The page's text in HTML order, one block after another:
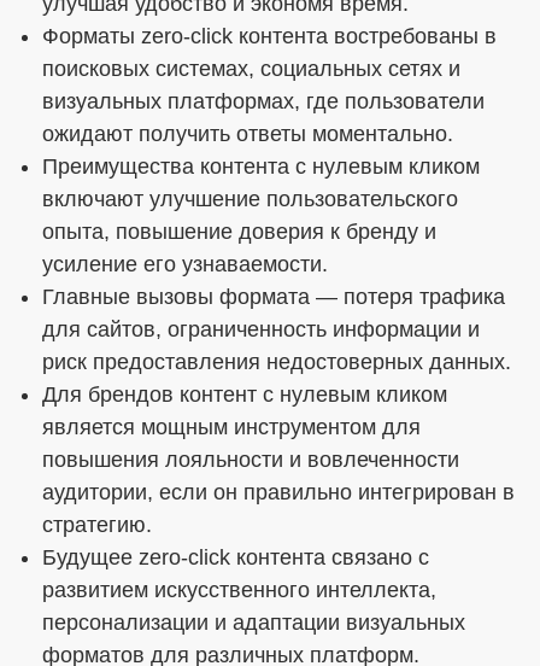
Форматы zero-click контента востребованы в
поисковых системах, социальных сетях и
визуальных платформах, где пользователи
ожидают получить ответы моментально.
Преимущества контента с нулевым кликом
включают улучшение пользовательского
опыта, повышение доверия к бренду и
усиление его узнаваемости.
Главные вызовы формата — потеря трафика
для сайтов, ограниченность информации и
риск предоставления недостоверных данных.
Для брендов контент с нулевым кликом
является мощным инструментом для
повышения лояльности и вовлеченности
аудитории, если он правильно интегрирован в
стратегию.
Будущее zero-click контента связано с
развитием искусственного интеллекта,
персонализации и адаптации визуальных
форматов для различных платформ.